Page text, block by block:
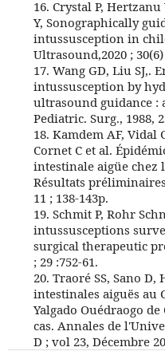
16. Crystal P,
Y, Sonographically
intussusception in
Ultrasound,2020 ; 30(6)
17. Wang GD, Liu SJ,.
intussusception by
ultrasound guidance :
Pediatric. Surg., 1988,
18. Kamdem AF, Vidal
Cornet C et al.
intestinale aigüe chez
Résultats
11 ; 138-143p.
19. Schmit P, Rohr
intussusceptions
surgical therapeutic
; 29 :752-61.
20. Traoré SS, Sano
intestinales aiguës au
Yalgado Ouédraogo
cas. Annales de
D ; vol 23, Décembre